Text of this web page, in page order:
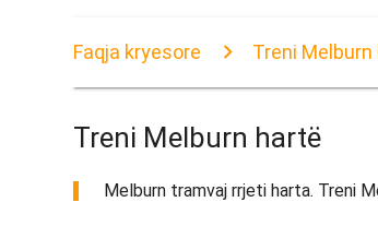
Faqja kryesore Treni Melburn
Treni Melburn hartë
Melburn tramvaj rrjeti harta. Treni